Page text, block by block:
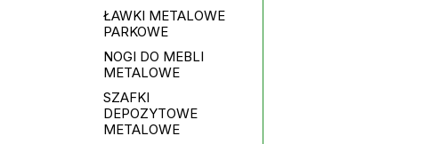
ŁAWKI METALOWE
PARKOWE
NOGI DO MEBLI
METALOWE
SZAFKI
DEPOZYTOWE
METALOWE